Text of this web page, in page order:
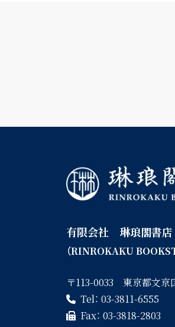
有限会社 琳琅閣書店
（RINROKAKU
〒113-0033 東京都文京
Tel： 03-3811-6555
Fax： 03-3818-2803